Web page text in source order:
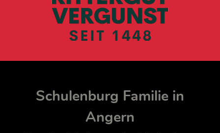
Schulenburg Familie in
Angern